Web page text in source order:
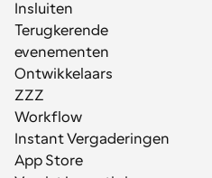
Insluiten
Terugkerende
evenementen
Ontwikkelaars
ZZZ
Workflow
Instant Vergaderingen
App Store